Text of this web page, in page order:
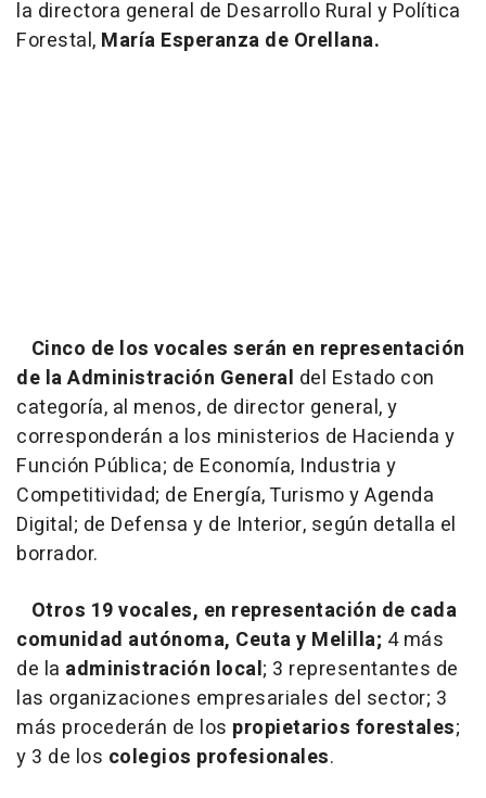
la directora general de Desarrollo Rural y Política
Forestal, María Esperanza de Orellana.
Cinco de los vocales serán en representación
de la Administración General del Estado con
categoría, al menos, de director general, y
corresponderán a los ministerios de Hacienda y
Función Pública; de Economía, Industria y
Competitividad; de Energía, Turismo y Agenda
Digital; de Defensa y de Interior, según detalla el
borrador.
Otros 19 vocales, en representación de cada
comunidad autónoma, Ceuta y Melilla; 4 más
de la administración local; 3 representantes de
las organizaciones empresariales del sector; 3
más procederán de los propietarios forestales;
y 3 de los colegios profesionales.